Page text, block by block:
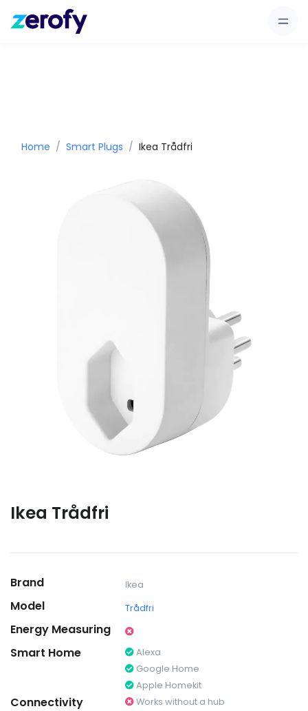
Home Smart Plugs Ikea Trådfri
Ikea Trådfri
Brand Ikea
Model Trådfri
Energy Measuring
Smart Home
Alexa
Google Home
Apple Homekit
Connectivity
Works without a hub